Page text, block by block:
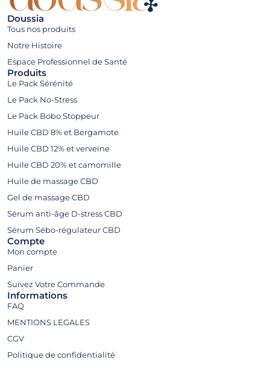
Doussia
Tous nos produits
Notre Histoire
Espace Professionnel de Santé
Produits
Le Pack Sérénité
Le Pack No-Stress
Le Pack Bobo Stoppeur
Huile CBD 8% et Bergamote
Huile CBD 12% et verveine
Huile CBD 20% et camomille
Huile de massage CBD
Gel de massage CBD
Sérum anti-âge D-stress CBD
Sérum Sébo-régulateur CBD
Compte
Mon compte
Panier
Suivez Votre Commande​
Informations
FAQ
MENTIONS LEGALES
CGV
Politique de confidentialité